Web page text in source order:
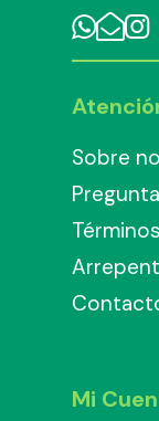
Sobre
Mi